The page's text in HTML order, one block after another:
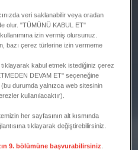
veri saklanabilir veya oradan
olur. "TÜMÜNÜ KABUL ET"
izin vermiş olursunuz.
bazı çerez türlerine izin vermeme
kabul etmek istediğiniz çerez
DEVAM ET" seçeneğine
durumda yalnızca web sitesinin
kullanılacaktır).
her sayfasının alt kısmında
tıklayarak değiştirebilirsiniz.
9. bölümüne başvurabilirsiniz